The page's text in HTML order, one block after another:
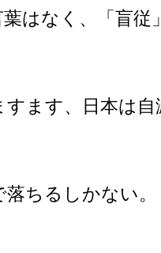
はなく、「盲従
すます、日本は自
ちるしかない。